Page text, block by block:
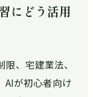
にどう活用
、宅建業法、
AIが初心者向け